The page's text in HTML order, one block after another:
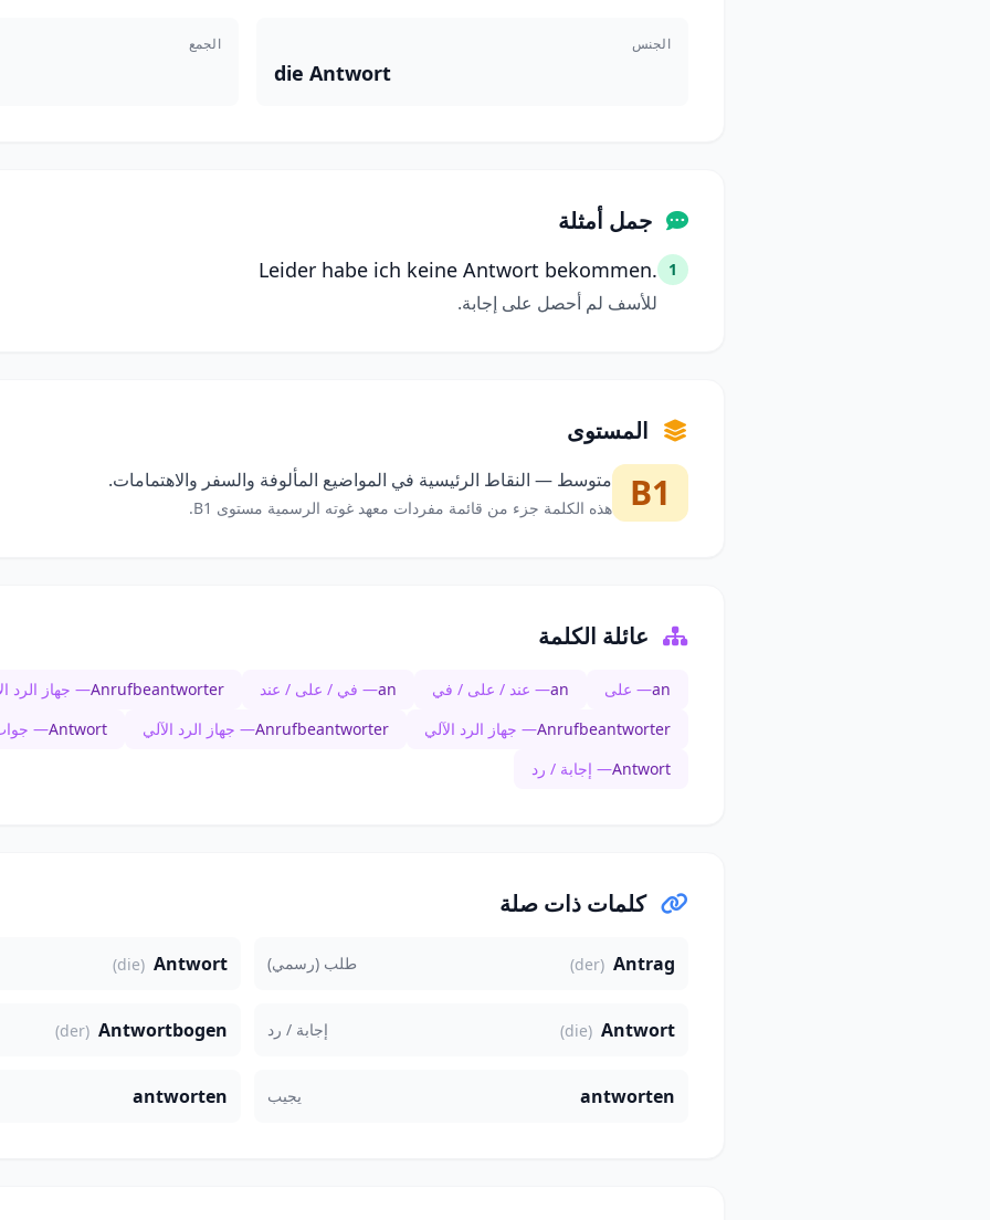
الجنس
die Antwort
الجمع
جمل أمثلة
1
Leider habe ich keine Antwort bekommen.
للأسف لم أحصل على إجابة.
المستوى
B1 متوسط — النقاط الرئيسية في المواضيع المألوفة والسفر والاهتمامات.
هذه الكلمة جزء من قائمة مفردات معهد غوته الرسمية مستوى B1.
عائلة الكلمة
an— على an— عند / على / في an— في / على / عند Anrufbeantworter— جهاز الرد
Anrufbeantworter— جهاز الرد الآلي Anrufbeantworter— جهاز الرد الآلي Antwort
—
Antwort— إجابة / رد
كلمات ذات صلة
Antrag
(der) طلب (رسمي) Antwort
(die)
Antwort
(die) إجابة / رد Antwortbogen
(der)
antworten يجيب antworten